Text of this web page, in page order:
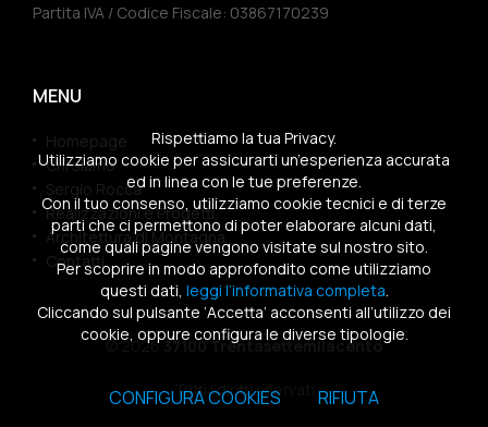
Partita IVA / Codice Fiscale: 03867170239
MENU
Homepage
Chi siamo
Sergio Rocca
Realizzazioni e Progetti
Architettura di Montagna
Contatti
© 202637100 Trentasettemilacento
Tutti i diritti riservati
Rispettiamo la tua Privacy.
Utilizziamo cookie per assicurarti un’esperienza accurata
ed in linea con le tue preferenze.
Con il tuo consenso, utilizziamo cookie tecnici e di terze
parti che ci permettono di poter elaborare alcuni dati,
come quali pagine vengono visitate sul nostro sito.
Per scoprire in modo approfondito come utilizziamo
questi dati, leggi l’informativa completa.
Cliccando sul pulsante ‘Accetta’ acconsenti all’utilizzo dei
cookie, oppure configura le diverse tipologie.
CONFIGURA COOKIES RIFIUTA